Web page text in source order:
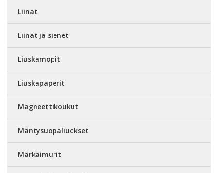
Liinat
Liinat ja sienet
Liuskamopit
Liuskapaperit
Magneettikoukut
Mäntysuopaliuokset
Märkäimurit